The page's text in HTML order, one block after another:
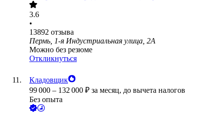
3.6
•
13892 отзыва
Пермь, 1-я Индустриальная улица, 2А
Можно без резюме
Откликнуться
Кладовщик
99 000 – 132 000 ₽ за месяц, до вычета налогов
Без опыта